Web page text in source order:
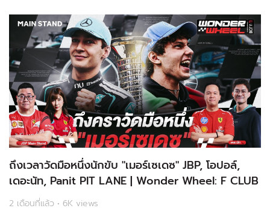
ถึงเวลาวัดมือหนึ่งนักขับ "เมอร์เซเดซ" JBP, โอปอล์,
เดอะนัท, Panit PIT LANE | Wonder Wheel: F CLUB
2 เดือนที่แล้ว • 6K views